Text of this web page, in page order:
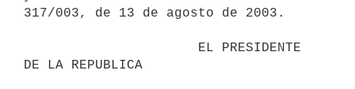
317/003, de 13 de agosto de 2003.
DE LA REPUBLICA